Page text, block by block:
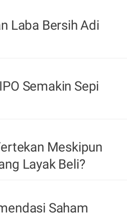
Laba Bersih Adi
Semakin Sepi
Meskipun
Layak Beli?
Saham